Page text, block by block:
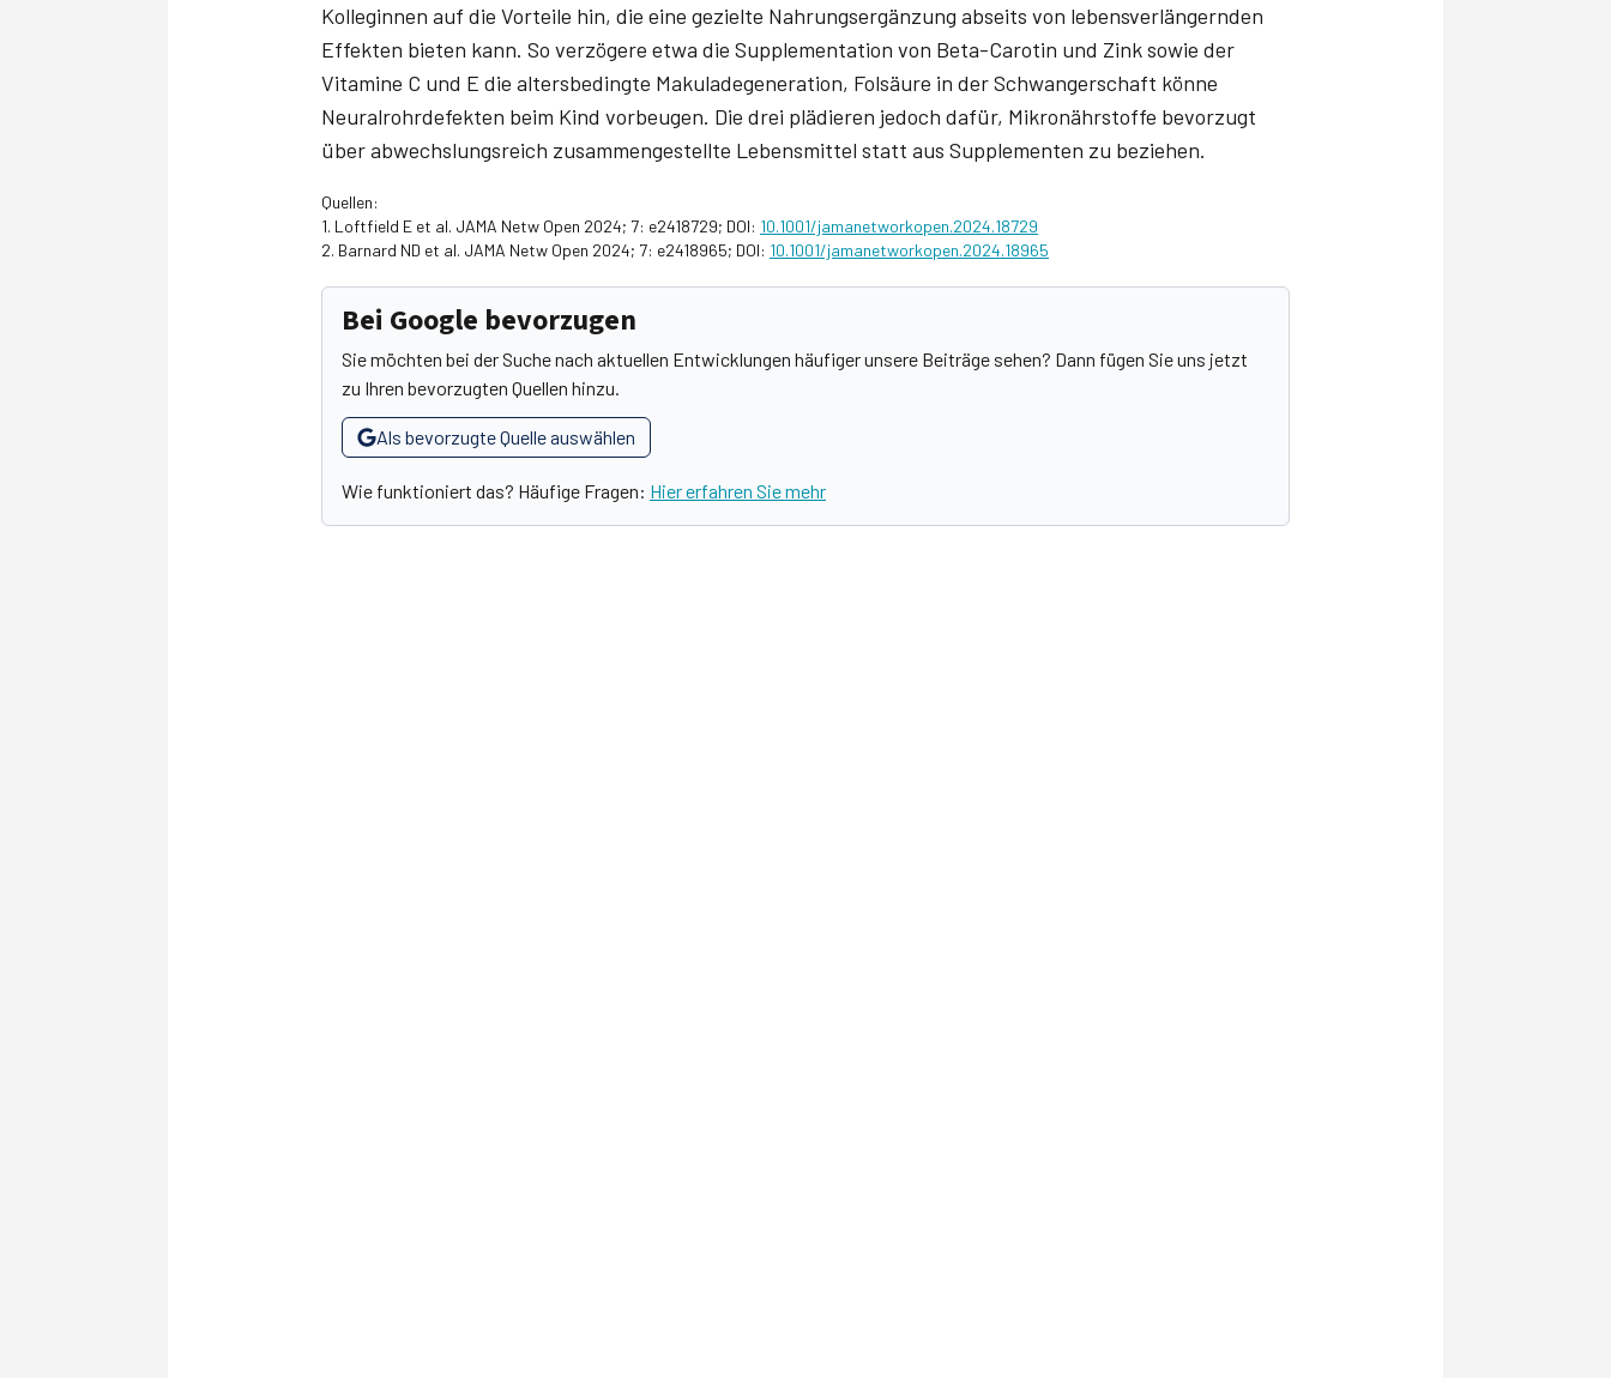
Kolleginnen auf die Vorteile hin, die eine gezielte Nahrungsergänzung abseits von lebensverlängernden
Effekten bieten kann. So verzögere etwa die Supplementation von Beta-Carotin und Zink sowie der
Vitamine C und E die altersbedingte Makuladegeneration, Folsäure in der Schwangerschaft könne
Neuralrohrdefekten beim Kind vorbeugen. Die drei plädieren jedoch dafür, Mikronährstoffe bevorzugt
über abwechslungsreich zusammengestellte Lebensmittel statt aus Supplementen zu beziehen.
Quellen:
1. Loftfield E et al. JAMA Netw Open 2024; 7: e2418729; DOI: 10.1001/jamanetworkopen.2024.18729
2. Barnard ND et al. JAMA Netw Open 2024; 7: e2418965; DOI: 10.1001/jamanetworkopen.2024.18965
Bei Google bevorzugen
Sie möchten bei der Suche nach aktuellen Entwicklungen häufiger unsere Beiträge sehen? Dann fügen Sie uns jetzt
zu Ihren bevorzugten Quellen hinzu.
Als bevorzugte Quelle auswählen
Wie funktioniert das? Häufige Fragen: Hier erfahren Sie mehr